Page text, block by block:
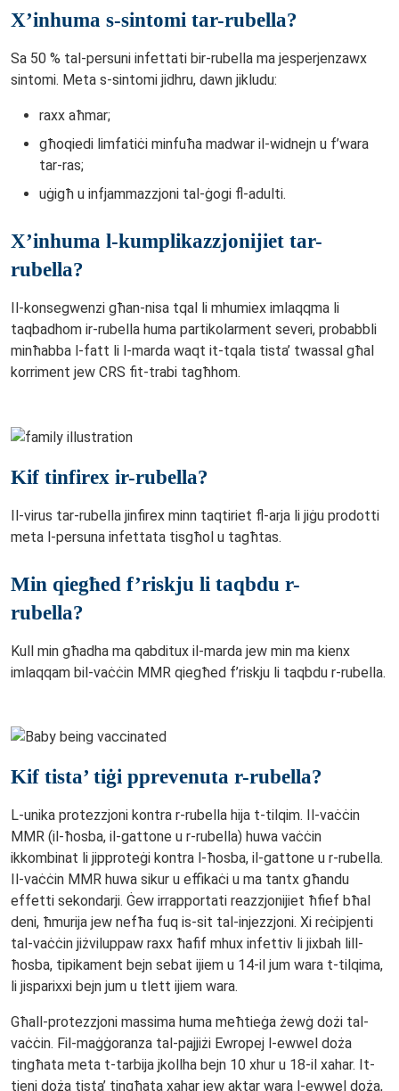
X’inhuma s-sintomi tar-rubella?
Sa 50 % tal-persuni infettati bir-rubella ma jesperjenzawx
sintomi. Meta s-sintomi jidhru, dawn jikludu:
raxx aħmar;
għoqiedi limfatiċi minfuħa madwar il-widnejn u f’wara
tar-ras;
uġigħ u infjammazzjoni tal-ġogi fl-adulti.
X’inhuma l-kumplikazzjonijiet tar-
rubella?
Il-konsegwenzi għan-nisa tqal li mhumiex imlaqqma li
taqbadhom ir-rubella huma partikolarment severi, probabbli
minħabba l-fatt li l-marda waqt it-tqala tista’ twassal għal
korriment jew CRS fit-trabi tagħhom.
Kif tinfirex ir-rubella?
Il-virus tar-rubella jinfirex minn taqtiriet fl-arja li jiġu prodotti
meta l-persuna infettata tisgħol u tagħtas.
Min qiegħed f’riskju li taqbdu r-
rubella?
Kull min għadha ma qabditux il-marda jew min ma kienx
imlaqqam bil-vaċċin MMR qiegħed f’riskju li taqbdu r-rubella.
Kif tista’ tiġi pprevenuta r-rubella?
L-unika protezzjoni kontra r-rubella hija t-tilqim. Il-vaċċin
MMR (il-ħosba, il-gattone u r-rubella) huwa vaċċin
ikkombinat li jipproteġi kontra l-ħosba, il-gattone u r-rubella.
Il-vaċċin MMR huwa sikur u effikaċi u ma tantx għandu
effetti sekondarji. Ġew irrapportati reazzjonijiet ħfief bħal
deni, ħmurija jew nefħa fuq is-sit tal-injezzjoni. Xi reċipjenti
tal-vaċċin jiżviluppaw raxx ħafif mhux infettiv li jixbah lill-
ħosba, tipikament bejn sebat ijiem u 14-il jum wara t-tilqima,
li jisparixxi bejn jum u tlett ijiem wara.
Għall-protezzjoni massima huma meħtieġa żewġ dożi tal-
vaċċin. Fil-maġġoranza tal-pajjiżi Ewropej l-ewwel doża
tingħata meta t-tarbija jkollha bejn 10 xhur u 18-il xahar. It-
tieni doża tista’ tingħata xahar jew aktar wara l-ewwel doża,